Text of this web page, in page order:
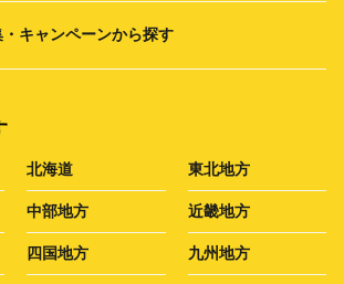
キャンペーンから探す
北海道 東北地方
中部地方 近畿地方
四国地方 九州地方